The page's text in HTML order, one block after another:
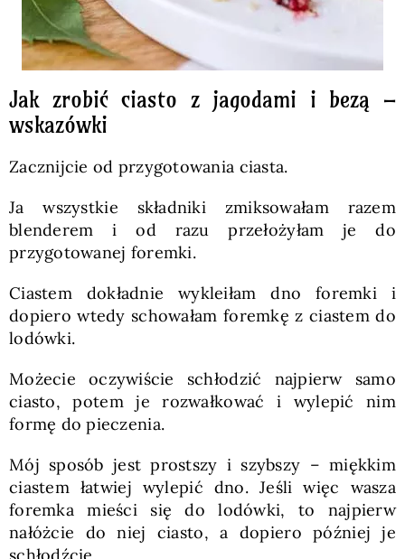
Jak zrobić ciasto z jagodami i bezą –
wskazówki
Zacznijcie od przygotowania ciasta.
Ja wszystkie składniki zmiksowałam razem
blenderem i od razu przełożyłam je do
przygotowanej foremki.
Ciastem dokładnie wykleiłam dno foremki i
dopiero wtedy schowałam foremkę z ciastem do
lodówki.
Możecie oczywiście schłodzić najpierw samo
ciasto, potem je rozwałkować i wylepić nim
formę do pieczenia.
Mój sposób jest prostszy i szybszy – miękkim
ciastem łatwiej wylepić dno. Jeśli więc wasza
foremka mieści się do lodówki, to najpierw
nałóżcie do niej ciasto, a dopiero później je